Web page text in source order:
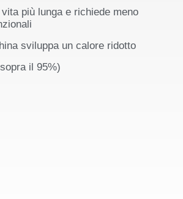
più lunga e richiede meno
sviluppa un calore ridotto
il 95%)